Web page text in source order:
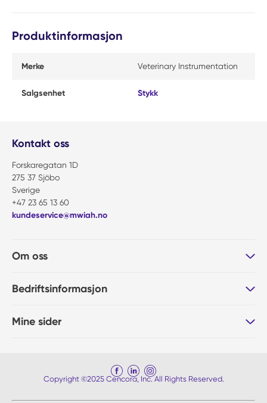
Produktinformasjon
Merke Veterinary Instrumentation
Salgsenhet Stykk
Kontakt oss
Forskaregatan 1D
275 37 Sjöbo
Sverige
+47 23 65 13 60
kundeservice@mwiah.no
Om oss
Bedriftsinformasjon
Mine sider
Copyright ©2025 Cencora, Inc. All Rights Reserved.